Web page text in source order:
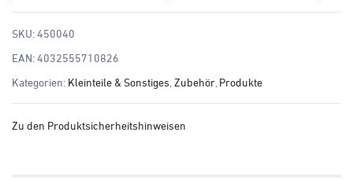
SKU:450040
EAN:4032555710826
Kategorien: Kleinteile & Sonstiges Zubehör Produkte
Zu den Produktsicherheitshinweisen